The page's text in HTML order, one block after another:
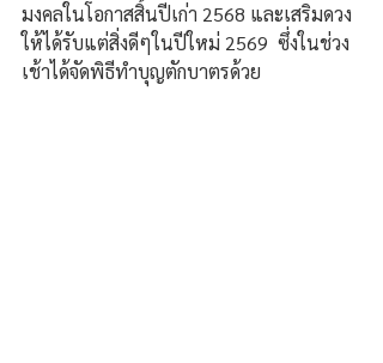
มงคลในโอกาสสิ้นปีเก่า 2568 และเสริมดวง
ให้ได้รับแต่สิ่งดีๆในปีใหม่ 2569  ซึ่งในช่วง
เช้าได้จัดพิธีทำบุญตักบาตรด้วย